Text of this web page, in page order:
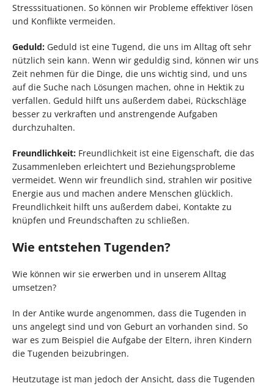
Stresssituationen. So können wir Probleme effektiver lösen
und Konflikte vermeiden.
Geduld: Geduld ist eine Tugend, die uns im Alltag oft sehr
nützlich sein kann. Wenn wir geduldig sind, können wir uns
Zeit nehmen für die Dinge, die uns wichtig sind, und uns
auf die Suche nach Lösungen machen, ohne in Hektik zu
verfallen. Geduld hilft uns außerdem dabei, Rückschläge
besser zu verkraften und anstrengende Aufgaben
durchzuhalten.
Freundlichkeit: Freundlichkeit ist eine Eigenschaft, die das
Zusammenleben erleichtert und Beziehungsprobleme
vermeidet. Wenn wir freundlich sind, strahlen wir positive
Energie aus und machen andere Menschen glücklich.
Freundlichkeit hilft uns außerdem dabei, Kontakte zu
knüpfen und Freundschaften zu schließen.
Wie entstehen Tugenden?
Wie können wir sie erwerben und in unserem Alltag
umsetzen?
In der Antike wurde angenommen, dass die Tugenden in
uns angelegt sind und von Geburt an vorhanden sind. So
war es zum Beispiel die Aufgabe der Eltern, ihren Kindern
die Tugenden beizubringen.
Heutzutage ist man jedoch der Ansicht, dass die Tugenden